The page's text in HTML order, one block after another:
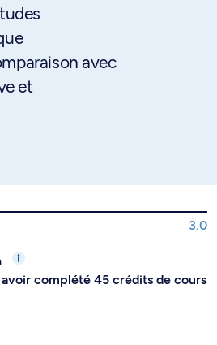
avec
et
3.0
avoir complété 45 crédits de cours